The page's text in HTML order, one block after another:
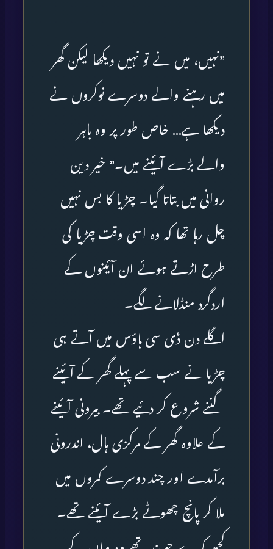
”نہیں، میں نے تو نہیں دیکھا لیکن گھر
میں رہنے والے دوسرے نوکروں نے
دیکھا ہے… خاص طور پر وہ باہر
والے بڑے آئینے میں۔” خیر دین
روانی میں بتاتا گیا۔ چڑیا کا بس نہیں
چل رہا تھا کہ وہ اسی وقت چڑیا کی
طرح اڑتے ہوئے ان آئینوں کے
اردگرد منڈلانے لگے۔
اگلے دن ڈی سی ہاؤس میں آتے ہی
چڑیا نے سب سے پہلے گھر کے آئینے
گننے شروع کر دئیے تھے۔ بیرونی آئینے
کے علاوہ گھر کے مرکزی ہال، اندرونی
برآمدے اور چند دوسرے کمروں میں
ملا کر پانچ چھوٹے بڑے آئینے تھے۔